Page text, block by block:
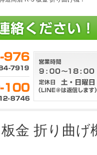
金 折り曲げ